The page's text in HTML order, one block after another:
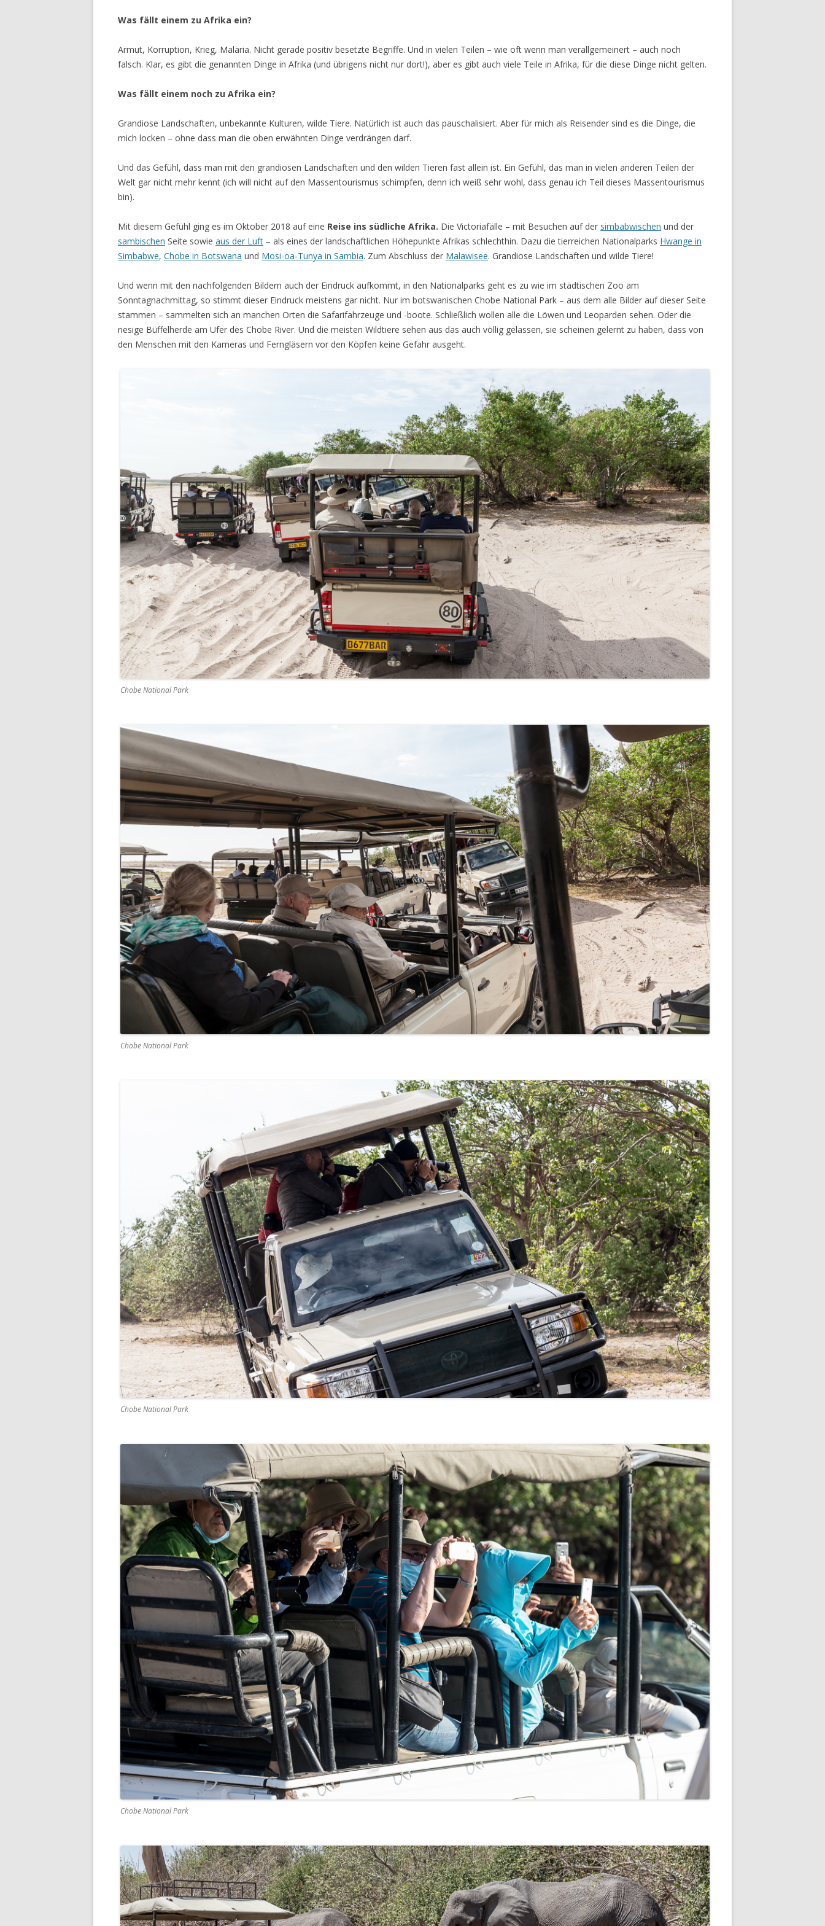
Was fällt einem zu Afrika ein?
Armut, Korruption, Krieg, Malaria. Nicht gerade positiv besetzte Begriffe. Und in vielen Teilen – wie oft wenn man verallgemeinert – auch noch
falsch. Klar, es gibt die genannten Dinge in Afrika (und übrigens nicht nur dort!), aber es gibt auch viele Teile in Afrika, für die diese Dinge nicht gelten.
Was fällt einem noch zu Afrika ein?
Grandiose Landschaften, unbekannte Kulturen, wilde Tiere. Natürlich ist auch das pauschalisiert. Aber für mich als Reisender sind es die Dinge, die
mich locken – ohne dass man die oben erwähnten Dinge verdrängen darf.
Und das Gefühl, dass man mit den grandiosen Landschaften und den wilden Tieren fast allein ist. Ein Gefühl, das man in vielen anderen Teilen der
Welt gar nicht mehr kennt (ich will nicht auf den Massentourismus schimpfen, denn ich weiß sehr wohl, dass genau ich Teil dieses Massentourismus
bin).
Mit diesem Gefühl ging es im Oktober 2018 auf eine Reise ins südliche Afrika. Die Victoriafälle – mit Besuchen auf der simbabwischen und der
sambischen Seite sowie aus der Luft – als eines der landschaftlichen Höhepunkte Afrikas schlechthin. Dazu die tierreichen Nationalparks Hwange in
Simbabwe, Chobe in Botswana und Mosi-oa-Tunya in Sambia. Zum Abschluss der Malawisee. Grandiose Landschaften und wilde Tiere!
Und wenn mit den nachfolgenden Bildern auch der Eindruck aufkommt, in den Nationalparks geht es zu wie im städtischen Zoo am
Sonntagnachmittag, so stimmt dieser Eindruck meistens gar nicht. Nur im botswanischen Chobe National Park – aus dem alle Bilder auf dieser Seite
stammen – sammelten sich an manchen Orten die Safarifahrzeuge und -boote. Schließlich wollen alle die Löwen und Leoparden sehen. Oder die
riesige Büffelherde am Ufer des Chobe River. Und die meisten Wildtiere sehen aus das auch völlig gelassen, sie scheinen gelernt zu haben, dass von
den Menschen mit den Kameras und Ferngläsern vor den Köpfen keine Gefahr ausgeht.
Chobe National Park
Chobe National Park
Chobe National Park
Chobe National Park